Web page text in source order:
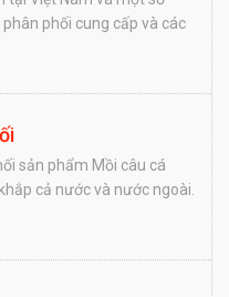
phối cung cấp và các
sản phẩm Mồi câu cá
cả nước và nước ngoài.